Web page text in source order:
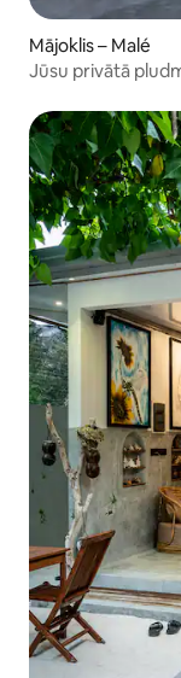
Mājoklis – Malé
Jūsu privātā